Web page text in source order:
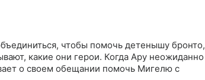
чтобы помочь детенышу бронто,
какие они герои. Когда Ару неожиданно
о своем обещании помочь Мигелю с